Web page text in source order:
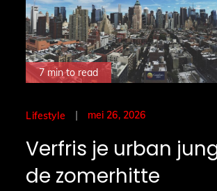
7 min to read
Lifestyle
Posted
mei 26, 2026
Verfris je urban
de zomerhitte